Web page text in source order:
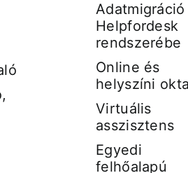
Adatmigráció
Helpfordesk
rendszerébe
Online és
helyszíni
Virtuális
asszisztens
Egyedi
felhőalapú